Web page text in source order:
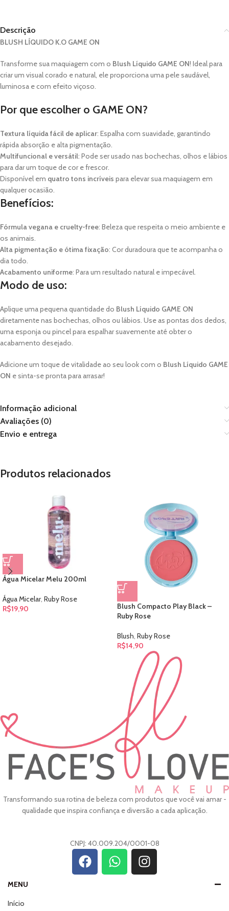
Descrição
BLUSH LÍQUIDO K.O GAME ON
Transforme sua maquiagem com o Blush Líquido GAME ON! Ideal para
criar um visual corado e natural, ele proporciona uma pele saudável,
luminosa e com efeito viçoso.
Por que escolher o GAME ON?
Textura líquida fácil de aplicar: Espalha com suavidade, garantindo
rápida absorção e alta pigmentação.
Multifuncional e versátil: Pode ser usado nas bochechas, olhos e lábios
para dar um toque de cor e frescor.
Disponível em quatro tons incríveis para elevar sua maquiagem em
qualquer ocasião.
Benefícios:
Fórmula vegana e cruelty-free: Beleza que respeita o meio ambiente e
os animais.
Alta pigmentação e ótima fixação: Cor duradoura que te acompanha o
dia todo.
Acabamento uniforme: Para um resultado natural e impecável.
Modo de uso:
Aplique uma pequena quantidade do Blush Líquido GAME ON
diretamente nas bochechas, olhos ou lábios. Use as pontas dos dedos,
uma esponja ou pincel para espalhar suavemente até obter o
acabamento desejado.
Adicione um toque de vitalidade ao seu look com o Blush Líquido GAME
ON e sinta-se pronta para arrasar!
Informação adicional
Avaliações (0)
Envio e entrega
Produtos relacionados
Água Micelar Melu 200ml
Água Micelar, Ruby Rose
R$19,90
Blush Compacto Play Black –
Ruby Rose
Blush, Ruby Rose
R$14,90
Transformando sua rotina de beleza com produtos que você vai amar -
qualidade que inspira confiança e diversão a cada aplicação.
CNPJ: 40.009.204/0001-08
MENU
Início